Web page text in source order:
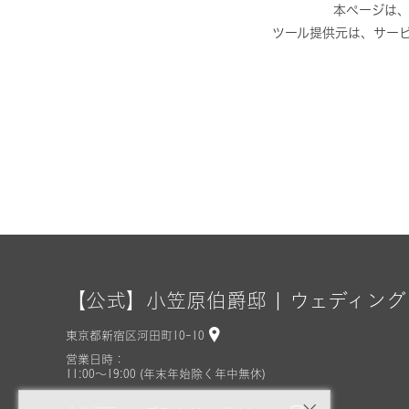
本ページは
ツール提供元は、サー
【公式】小笠原伯爵邸 | ウェディング
東京都新宿区河田町10-10
営業日時：
11:00〜19:00 (年末年始除く年中無休)